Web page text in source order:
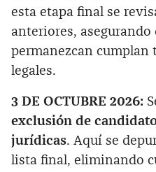
esta etapa final se
anteriores,
permanezcan cumplan
legales.
3 DE OCTUBRE 2026:
exclusión de
jurídicas. Aquí se
lista final, eliminando